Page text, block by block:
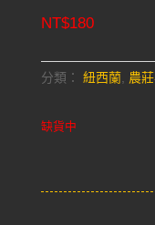
NT$180
分類： 紐西蘭, 農
缺貨中